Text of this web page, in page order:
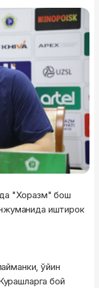
"Хоразм" бош
иштирок
ўйин
бой